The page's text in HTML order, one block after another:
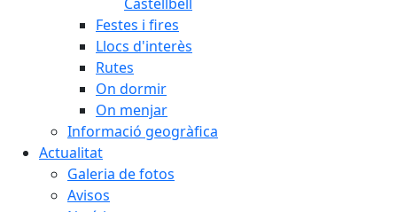
Festes i fires
Llocs d'interès
Rutes
On dormir
On menjar
Informació geogràfica
Actualitat
Galeria de fotos
Avisos